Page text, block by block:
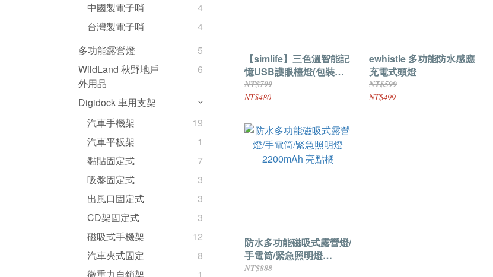
中國製電子哨
4
台灣製電子哨
4
多功能露營燈
5
WildLand 秋野地戶
外用品
6
Digidock 車用支架
汽車手機架
19
汽車平板架
1
黏貼固定式
7
吸盤固定式
3
出風口固定式
3
CD架固定式
3
磁吸式手機架
12
汽車夾式固定
8
【simlife】三色溫智能記
憶USB護眼檯燈(包裝福
利品)
NT$799
NT$480
ewhistle 多功能防水感應
充電式頭燈
NT$599
NT$499
防水多功能磁吸式露營燈/
手電筒/緊急照明燈
2200mAh 亮點橘
NT$888